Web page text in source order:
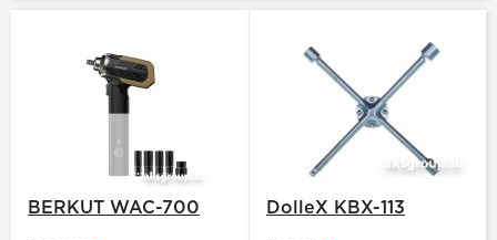
BERKUT WAC-700 DolleX KBX-113